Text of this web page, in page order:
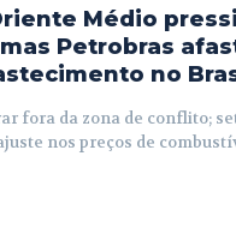
Médio
Petrobras
no
fora da zona de conflito;
nos preços de